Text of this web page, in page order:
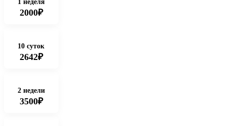
1 неделя
2000₽
10 суток
2642₽
2 недели
3500₽